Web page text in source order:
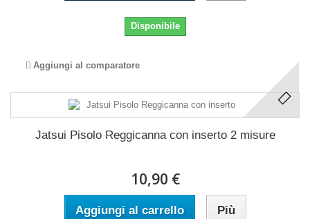
Disponibile
Aggiungi al comparatore
Jatsui Pisolo Reggicanna con inserto 2 misure
10,90 €
Aggiungi al carrello Più